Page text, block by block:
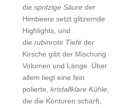
die spritzige Säure der
Himbeere setzt glitzernde
Highlights, und
die rubinrote Tiefe der
Kirsche gibt der Mischung
Volumen und Länge. Über
allem liegt eine fein
polierte, kristallklare Kühle
die die Konturen schärft,